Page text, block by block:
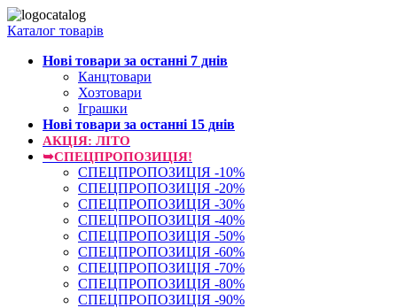
Каталог товарів
Нові товари за останнi 7 днiв
Канцтовари
Хозтовари
Іграшки
Нові товари за останнi 15 днiв
АКЦІЯ: ЛІТО
➥СПЕЦПРОПОЗИЦІЯ!
СПЕЦПРОПОЗИЦІЯ -10%
СПЕЦПРОПОЗИЦІЯ -20%
СПЕЦПРОПОЗИЦІЯ -30%
СПЕЦПРОПОЗИЦІЯ -40%
СПЕЦПРОПОЗИЦІЯ -50%
СПЕЦПРОПОЗИЦІЯ -60%
СПЕЦПРОПОЗИЦІЯ -70%
СПЕЦПРОПОЗИЦІЯ -80%
СПЕЦПРОПОЗИЦІЯ -90%